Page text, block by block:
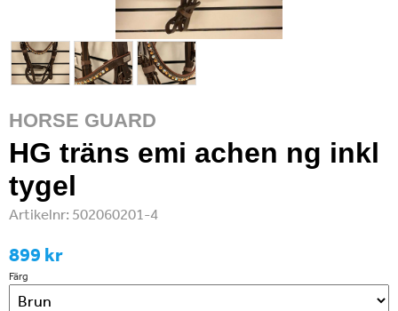
HORSE GUARD
HG träns emi achen ng inkl
tygel
Artikelnr: 502060201-4
899 kr
Färg